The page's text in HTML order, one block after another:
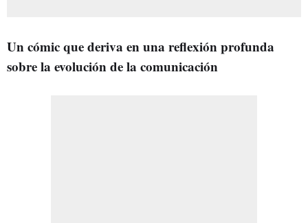
Un cómic que deriva en una reflexión profunda
sobre la evolución de la comunicación